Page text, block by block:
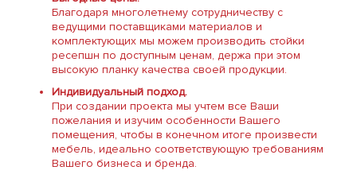
Благодаря многолетнему сотрудничеству с
ведущими поставщиками материалов и
комплектующих мы можем производить стойки
ресепшн по доступным ценам, держа при этом
высокую планку качества своей продукции.
Индивидуальный подход.
При создании проекта мы учтем все Ваши
пожелания и изучим особенности Вашего
помещения, чтобы в конечном итоге произвести
мебель, идеально соответствующую требованиям
Вашего бизнеса и бренда.